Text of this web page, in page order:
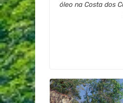
óleo na Costa dos